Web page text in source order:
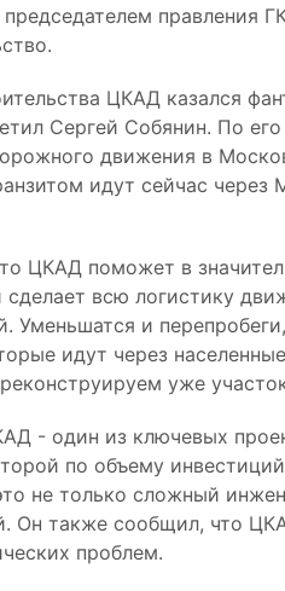
правления
ЦКАД казался
Сергей Собянин. По
движения в
идут сейчас через
ЦКАД поможет в
всю логистику
Уменьшатся и
идут через
уже
- один из ключевых
по объему
не только сложный
Он также сообщил, что
проблем.